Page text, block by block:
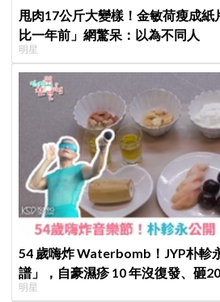
甩肉17公斤大變樣！金敏荷瘦成
比一年前」網驚呆：以為不同人
明星
54 歲嗨炸 Waterbomb！JYP朴軫
譜」，自豪濕疹 10 年沒復發、砸
餐
明星